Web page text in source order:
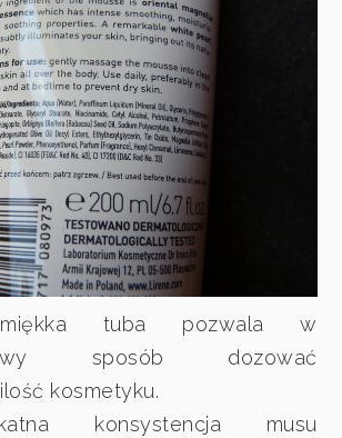
tuba pozwala w
sposób dozować
kosmetyku.
konsystencja musu